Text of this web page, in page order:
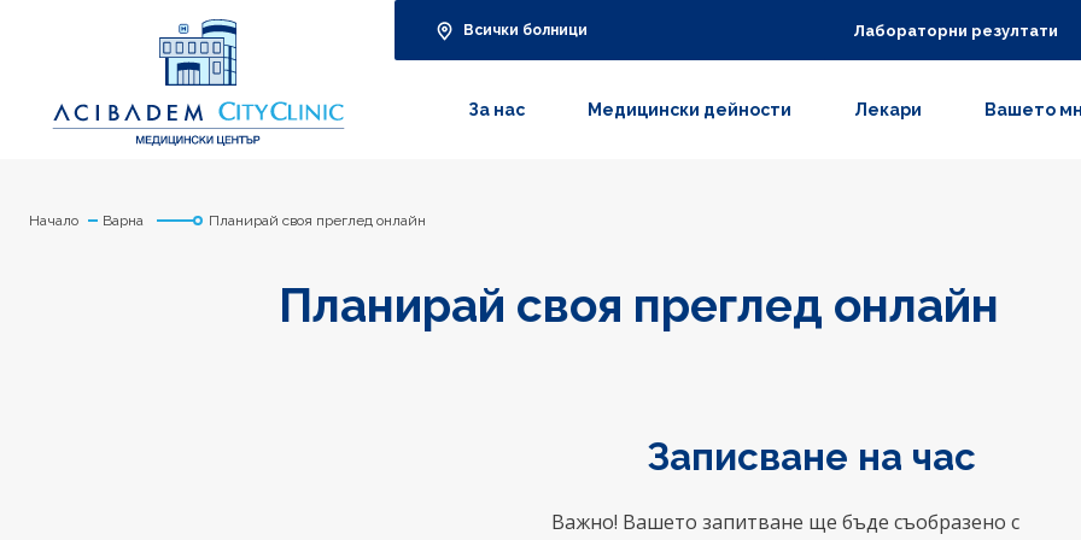
Всички болници Лабораторни резултати
За нас Медицински дейности Лекари Вашето
Начало Варна Планирай своя преглед онлайн
Планирай своя преглед онлайн
Записване на час
Важно! Вашето запитване ще бъде съобразено с